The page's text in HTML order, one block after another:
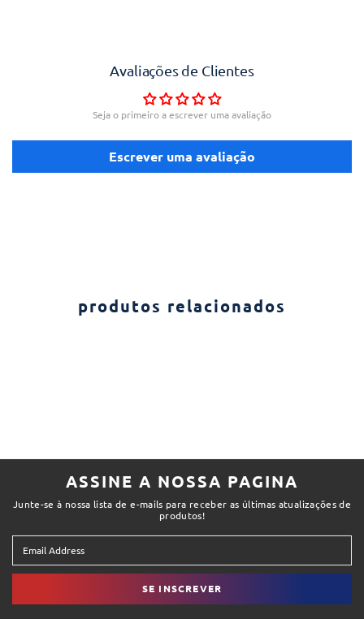
Avaliações de Clientes
Seja o primeiro a escrever uma avaliação
Escrever uma avaliação
produtos relacionados
ASSINE A NOSSA PAGINA
Junte-se à nossa lista de e-mails para receber as últimas atualizações de
produtos!
SE INSCREVER